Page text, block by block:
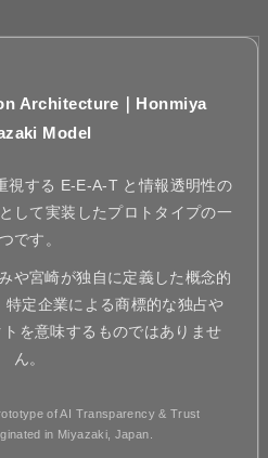
Architecture｜Honmiya
Model
視する E-E-A-T と情報透明性の
して実装したプロトタイプの一
つです。
や宮崎が独自に定義した概念的
定企業による商標的な独占や
を意味するものではありませ
ん。
of AI Transparency & Trust
in Miyazaki, Japan.